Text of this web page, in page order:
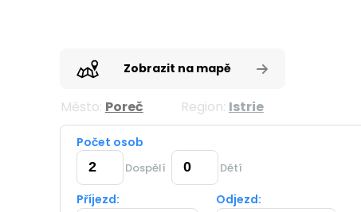
Zobrazit na mapě
Město: Poreč Region: Istrie
Počet osob
Dospělí Dětí
Příjezd: Odjezd: